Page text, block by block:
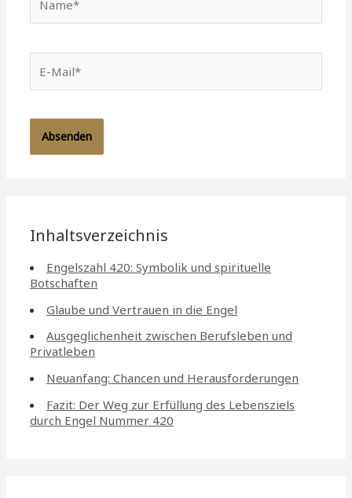
Mail*
Inhaltsverzeichnis
Engelszahl 420: Symbolik und spirituelle
Botschaften
Glaube und Vertrauen in die Engel
Ausgeglichenheit zwischen Berufsleben und
Privatleben
Neuanfang: Chancen und Herausforderungen
Fazit: Der Weg zur Erfüllung des Lebensziels
durch Engel Nummer 420